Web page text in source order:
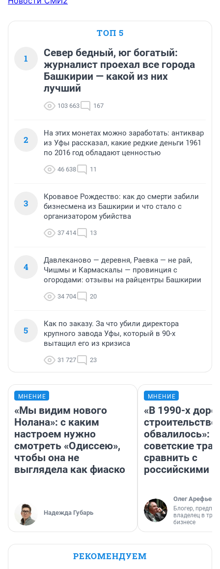
ТОП 5
1
Север бедный, юг богатый:
журналист проехал все города
Башкирии — какой из них
лучший
103 663 167
2
На этих монетах можно заработать: антиквар
из Уфы рассказал, какие редкие деньги 1961
по 2016 год обладают ценностью
46 638 11
3
Кровавое Рождество: как до смерти забили
бизнесмена из Башкирии и что стало с
организатором убийства
37 414 13
4
Давлеканово — деревня, Раевка — не рай,
Чишмы и Кармаскалы — провинция с
огородами: отзывы на райцентры Башкирии
34 704 20
5
Как по заказу. За что убили директора
крупного завода Уфы, который в 90-х
вытащил его из кризиса
31 727 23
МНЕНИЕ
«Мы видим нового
Нолана»: с каким
настроем нужно
смотреть «Одиссею»,
чтобы она не
выглядела как фиаско
Надежда Губарь
МНЕНИЕ
«В 1990-х
строительство
обвалилось»:
советские
сравнить с
российскими
Олег Арефьев
Блогер,
владелец в
бизнесе
РЕКОМЕНДУЕМ